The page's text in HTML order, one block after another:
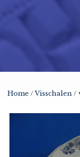
Home/Visschalen/